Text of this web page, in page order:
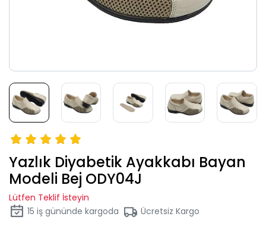
Yazlık Diyabetik Ayakkabı Bayan
Modeli Bej ODY04J
Lütfen Teklif İsteyin
15 iş gününde kargoda Ücretsiz Kargo